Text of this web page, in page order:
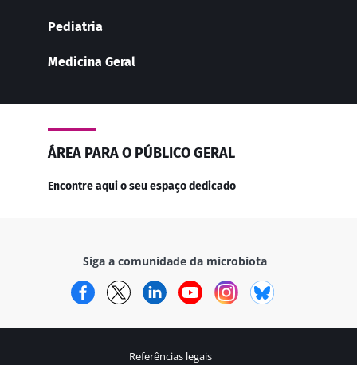
Pediatria
Medicina Geral
ÁREA PARA O PÚBLICO GERAL
Encontre aqui o seu espaço dedicado
Siga a comunidade da microbiota
FacebookTwitterLinkedInYouTubeInstagram
Referências legais